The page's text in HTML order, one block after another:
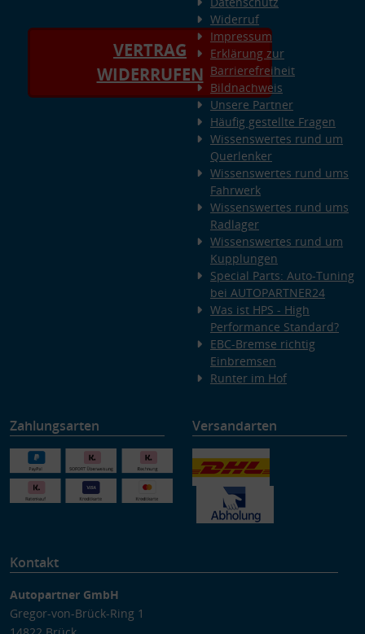
VERTRAG
WIDERRUFEN
Widerruf
Impressum
Erklärung zur
Barrierefreiheit
Bildnachweis
Unsere Partner
Häufig gestellte Fragen
Wissenswertes rund um
Querlenker
Wissenswertes rund ums
Fahrwerk
Wissenswertes rund ums
Radlager
Wissenswertes rund um
Kupplungen
Special Parts: Auto-Tuning
bei AUTOPARTNER24
Was ist HPS - High
Performance Standard?
EBC-Bremse richtig
Einbremsen
Runter im Hof
Zahlungsarten Versandarten
Kontakt
Autopartner GmbH
Gregor-von-Brück-Ring 1